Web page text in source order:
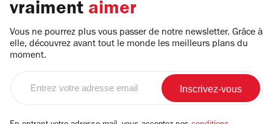
vraiment aimer
Vous ne pourrez plus vous passer de notre newsletter. Grâce à
elle, découvrez avant tout le monde les meilleurs plans du
moment.